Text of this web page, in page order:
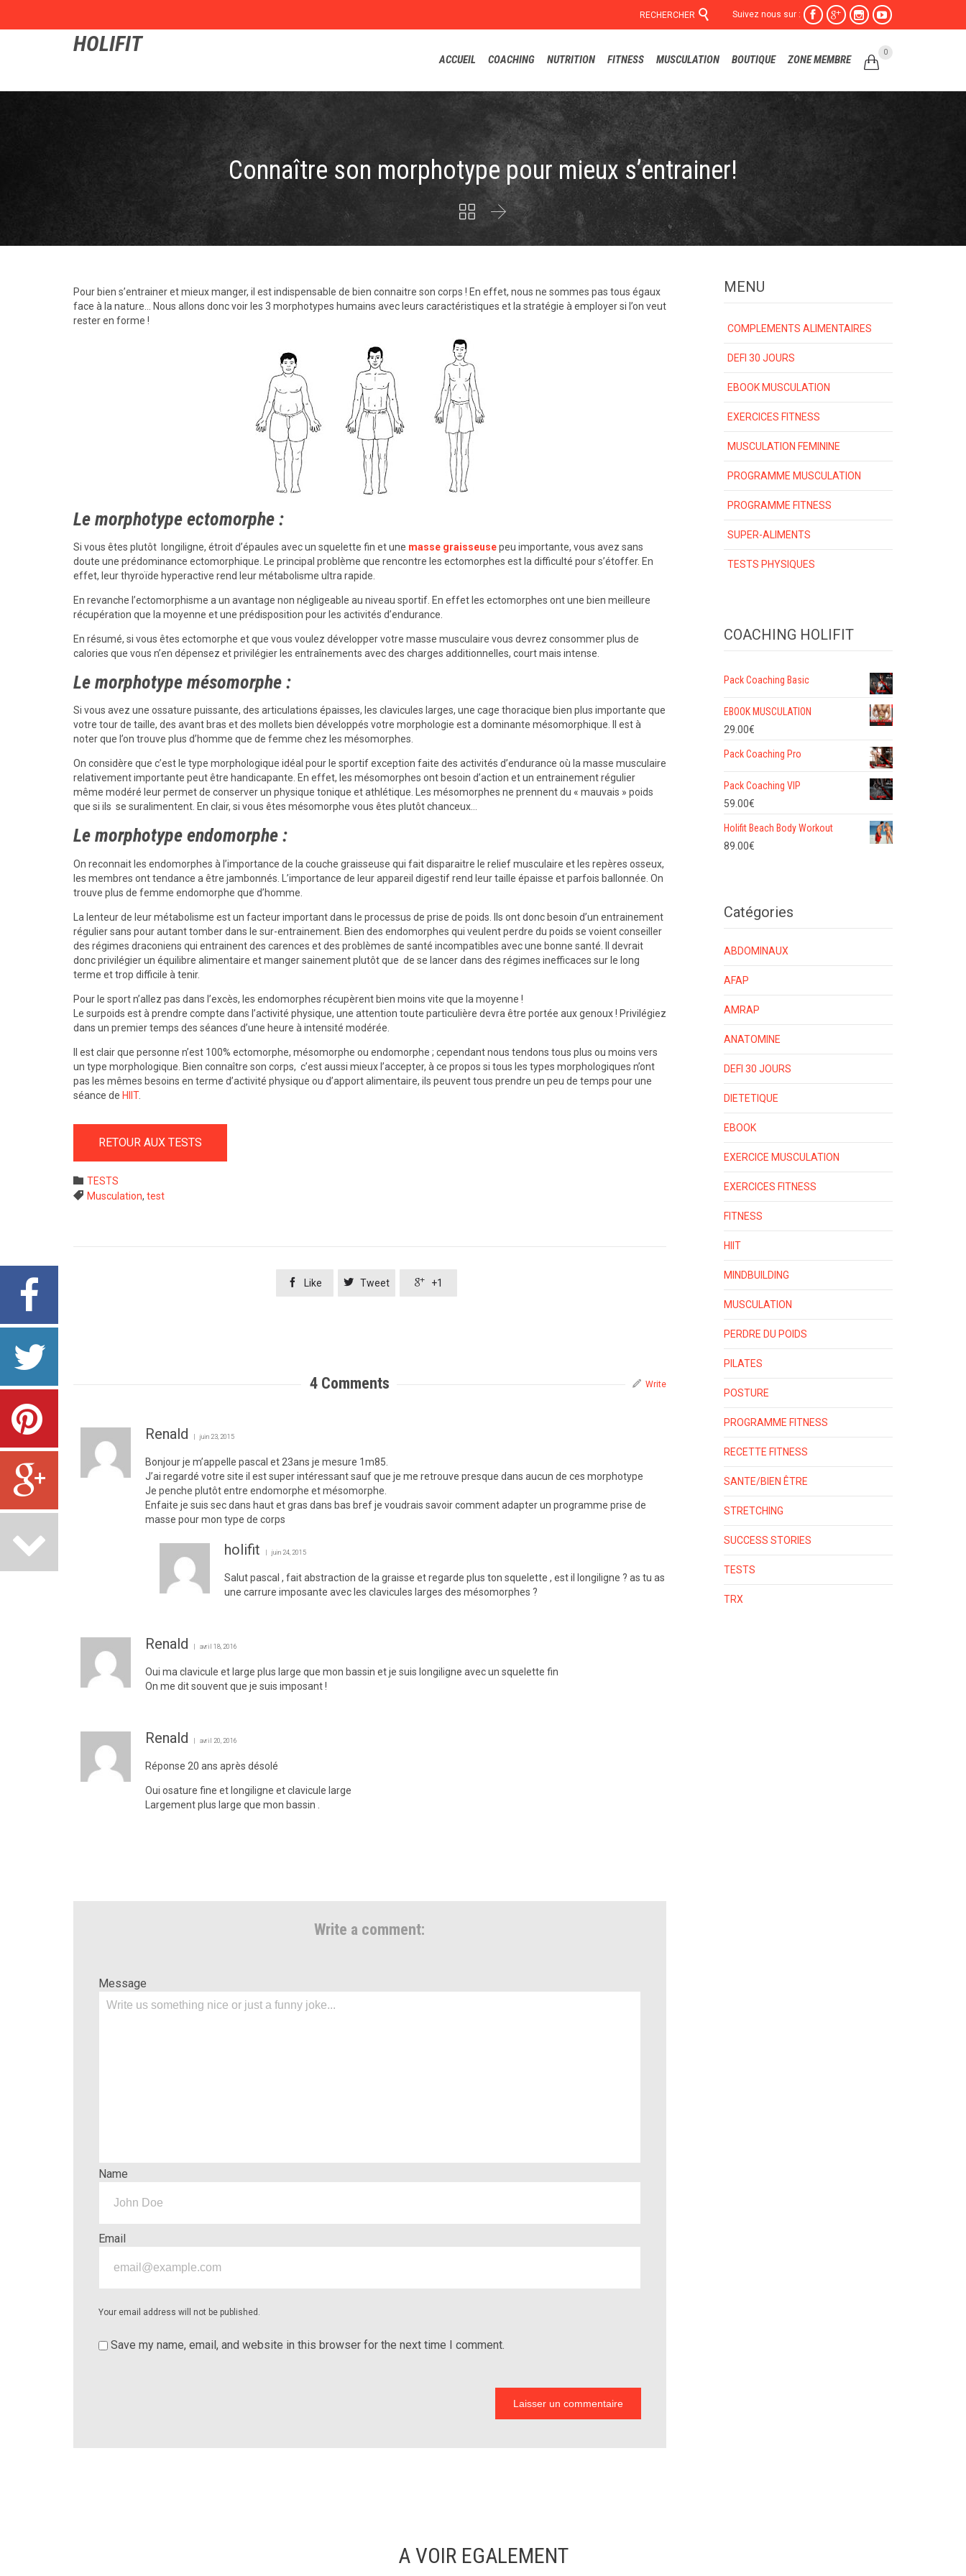
RECHERCHER  Suivez nous sur :    
HOLIFIT
to
ACCUEIL COACHING NUTRITION FITNESS MUSCULATION BOUTIQUE ZONE MEMBRE 
0
Connaître son morphotype pour mieux s’entrainer!
 
Pour bien s’entrainer et mieux manger, il est indispensable de bien connaitre son corps ! En effet, nous ne sommes pas tous égaux
face à la nature… Nous allons donc voir les 3 morphotypes humains avec leurs caractéristiques et la stratégie à employer si l’on veut
rester en forme !
Le morphotype ectomorphe :
Si vous êtes plutôt longiligne, étroit d’épaules avec un squelette fin et une masse graisseusepeu importante, vous avez sans
doute une prédominance ectomorphique. Le principal problème que rencontre les ectomorphes est la difficulté pour s’étoffer. En
effet, leur thyroïde hyperactive rend leur métabolisme ultra rapide.
En revanche l’ectomorphisme a un avantage non négligeable au niveau sportif. En effet les ectomorphes ont une bien meilleure
récupération que la moyenne et une prédisposition pour les activités d’endurance.
En résumé, si vous êtes ectomorphe et que vous voulez développer votre masse musculaire vous devrez consommer plus de
calories que vous n’en dépensez et privilégier les entraînements avec des charges additionnelles, court mais intense.
Le morphotype mésomorphe :
Si vous avez une ossature puissante, des articulations épaisses, les clavicules larges, une cage thoracique bien plus importante que
votre tour de taille, des avant bras et des mollets bien développés votre morphologie est a dominante mésomorphique. Il est à
noter que l’on trouve plus d’homme que de femme chez les mésomorphes.
On considère que c’est le type morphologique idéal pour le sportif exception faite des activités d’endurance où la masse musculaire
relativement importante peut être handicapante. En effet, les mésomorphes ont besoin d’action et un entrainement régulier
même modéré leur permet de conserver un physique tonique et athlétique. Les mésomorphes ne prennent du « mauvais » poids
que si ils se suralimentent. En clair, si vous êtes mésomorphe vous êtes plutôt chanceux…
Le morphotype endomorphe :
On reconnait les endomorphes à l’importance de la couche graisseuse qui fait disparaitre le relief musculaire et les repères osseux,
les membres ont tendance a être jambonnés. L’importance de leur appareil digestif rend leur taille épaisse et parfois ballonnée. On
trouve plus de femme endomorphe que d’homme.
La lenteur de leur métabolisme est un facteur important dans le processus de prise de poids. Ils ont donc besoin d’un entrainement
régulier sans pour autant tomber dans le sur-entrainement. Bien des endomorphes qui veulent perdre du poids se voient conseiller
des régimes draconiens qui entrainent des carences et des problèmes de santé incompatibles avec une bonne santé. Il devrait
donc privilégier un équilibre alimentaire et manger sainement plutôt que de se lancer dans des régimes inefficaces sur le long
terme et trop difficile à tenir.
Pour le sport n’allez pas dans l’excès, les endomorphes récupèrent bien moins vite que la moyenne !
Le surpoids est à prendre compte dans l’activité physique, une attention toute particulière devra être portée aux genoux ! Privilégiez
dans un premier temps des séances d’une heure à intensité modérée.
Il est clair que personne n’est 100% ectomorphe, mésomorphe ou endomorphe ; cependant nous tendons tous plus ou moins vers
un type morphologique. Bien connaître son corps, c’est aussi mieux l’accepter, à ce propos si tous les types morphologiques n’ont
pas les mêmes besoins en terme d’activité physique ou d’apport alimentaire, ils peuvent tous prendre un peu de temps pour une
séance de HIIT.
RETOUR AUX TESTS
 Category
TESTS
 Tags
Musculation, test
 Like  Tweet  +1
4 Comments Write
Renald juin 23, 2015
Bonjour je m’appelle pascal et 23ans je mesure 1m85.
J’ai regardé votre site il est super intéressant sauf que je me retrouve presque dans aucun de ces morphotype
Je penche plutôt entre endomorphe et mésomorphe.
Enfaite je suis sec dans haut et gras dans bas bref je voudrais savoir comment adapter un programme prise de
masse pour mon type de corps
holifit juin 24, 2015
Salut pascal , fait abstraction de la graisse et regarde plus ton squelette , est il longiligne ? as tu as
une carrure imposante avec les clavicules larges des mésomorphes ?
Renald avril 18, 2016
Oui ma clavicule et large plus large que mon bassin et je suis longiligne avec un squelette fin
On me dit souvent que je suis imposant !
Renald avril 20, 2016
Réponse 20 ans après désolé
Oui osature fine et longiligne et clavicule large
Largement plus large que mon bassin .
Write a comment:
Message
Name
Email
Your email address will not be published.
Save my name, email, and website in this browser for the next time I comment.
MENU
COMPLEMENTS ALIMENTAIRES
DEFI 30 JOURS
EBOOK MUSCULATION
EXERCICES FITNESS
MUSCULATION FEMININE
PROGRAMME MUSCULATION
PROGRAMME FITNESS
SUPER-ALIMENTS
TESTS PHYSIQUES
COACHING HOLIFIT
Pack Coaching Basic
EBOOK MUSCULATION
29.00€
Pack Coaching Pro
Pack Coaching VIP
59.00€
Holifit Beach Body Workout
89.00€
Catégories
ABDOMINAUX
AFAP
AMRAP
ANATOMINE
DEFI 30 JOURS
DIETETIQUE
EBOOK
EXERCICE MUSCULATION
EXERCICES FITNESS
FITNESS
HIIT
MINDBUILDING
MUSCULATION
PERDRE DU POIDS
PILATES
POSTURE
PROGRAMME FITNESS
RECETTE FITNESS
SANTE/BIEN ÊTRE
STRETCHING
SUCCESS STORIES
TESTS
TRX
A VOIR EGALEMENT